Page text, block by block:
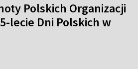
Polskich Organizacji
lecie Dni Polskich w